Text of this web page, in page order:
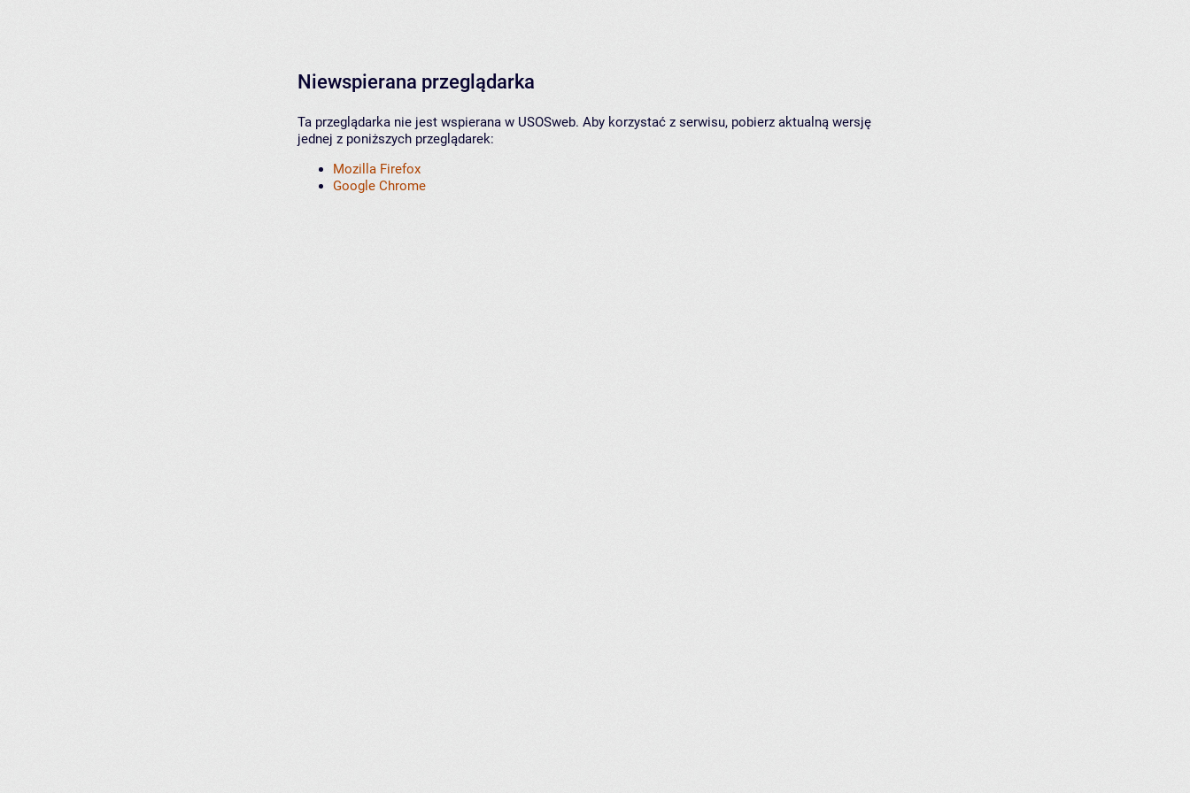
Niewspierana przeglądarka
Ta przeglądarka nie jest wspierana w USOSweb. Aby korzystać z serwisu, pobierz aktualną wersję
jednej z poniższych przeglądarek:
Mozilla Firefox
Google Chrome